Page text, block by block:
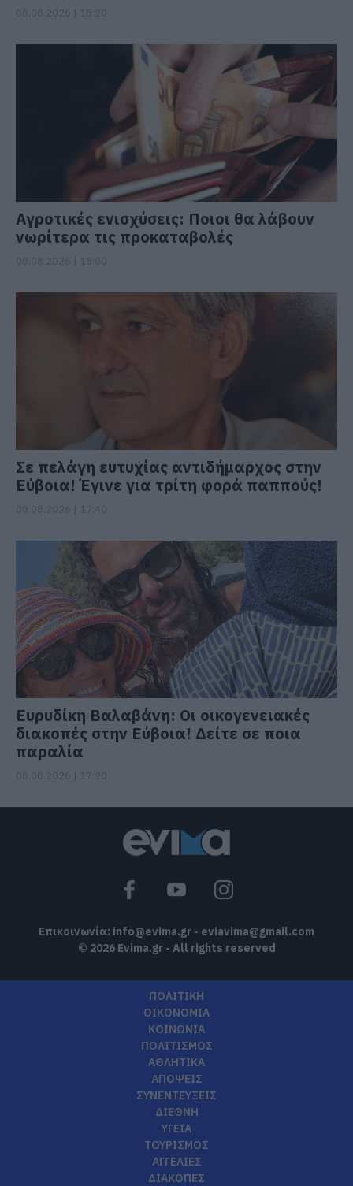
Αγροτικές ενισχύσεις: Ποιοι θα λάβουν
νωρίτερα τις προκαταβολές
Σε πελάγη ευτυχίας αντιδήμαρχος στην
Εύβοια! Έγινε για τρίτη φορά παππούς!
Ευρυδίκη Βαλαβάνη: Οι οικογενειακές
διακοπές στην Εύβοια! Δείτε σε ποια
παραλία
Επικοινωνία: info@evima.gr - eviavima@gmail.com
© 2026 Evima.gr - All rights reserved
ΠΟΛΙΤΙΚΗ
ΟΙΚΟΝΟΜΙΑ
ΚΟΙΝΩΝΙΑ
ΠΟΛΙΤΙΣΜΟΣ
ΑΘΛΗΤΙΚΑ
ΑΠΟΨΕΙΣ
ΣΥΝΕΝΤΕΥΞΕΙΣ
ΔΙΕΘΝΗ
ΥΓΕΙΑ
ΤΟΥΡΙΣΜΟΣ
ΑΓΓΕΛΙΕΣ
ΔΙΑΚΟΠΕΣ